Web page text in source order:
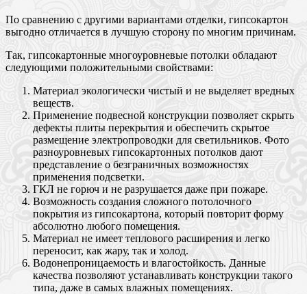
По сравнению с другими вариантами отделки, гипсокартон
выгодно отличается в лучшую сторону по многим причинам.
Так, гипсокартонные многоуровневые потолки обладают
следующими положительными свойствами:
Материал экологически чистый и не выделяет вредных
веществ.
Применение подвесной конструкции позволяет скрыть
дефекты плиты перекрытия и обеспечить скрытое
размещение электропроводки для светильников. Фото
разноуровневых гипсокартонных потолков дают
представление о безграничных возможностях
применения подсветки.
ГКЛ не горюч и не разрушается даже при пожаре.
Возможность создания сложного потолочного
покрытия из гипсокартона, который повторит форму
абсолютно любого помещения.
Материал не имеет теплового расширения и легко
переносит, как жару, так и холод.
Водонепроницаемость и влагостойкость. Данные
качества позволяют устанавливать конструкции такого
типа, даже в самых влажных помещениях.